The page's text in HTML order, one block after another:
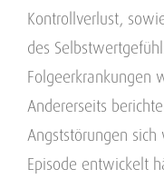
Kontrollverlust,
des
Folgeerkrankungen
Andererseits
Angststörungen
Episode entwickelt